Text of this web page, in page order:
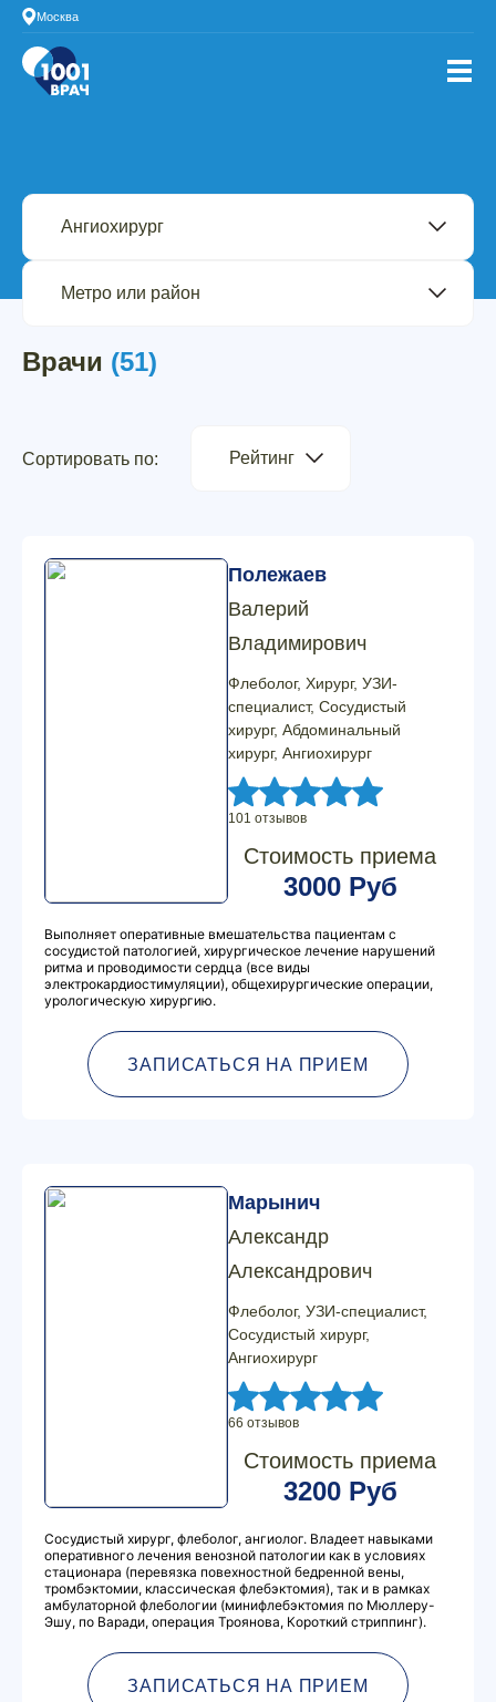
Москва
Врачи (51)
Сортировать по: Рейтинг
Полежаев
Валерий
Владимирович
Флеболог, Хирург, УЗИ-
специалист, Сосудистый
хирург, Абдоминальный
хирург, Ангиохирург
101 отзывов
Стоимость приема
3000 Руб
Выполняет оперативные вмешательства пациентам с
сосудистой патологией, хирургическое лечение нарушений
ритма и проводимости сердца (все виды
электрокардиостимуляции), общехирургические операции,
урологическую хирургию.
ЗАПИСАТЬСЯ НА ПРИЕМ
Марынич
Александр
Александрович
Флеболог, УЗИ-специалист,
Сосудистый хирург,
Ангиохирург
66 отзывов
Стоимость приема
3200 Руб
Сосудистый хирург, флеболог, ангиолог. Владеет навыками
оперативного лечения венозной патологии как в условиях
стационара (перевязка повехностной бедренной вены,
тромбэктомии, классическая флебэктомия), так и в рамках
амбулаторной флебологии (минифлебэктомия по Мюллеру-
Эшу, по Варади, операция Троянова, Короткий стриппинг).
ЗАПИСАТЬСЯ НА ПРИЕМ